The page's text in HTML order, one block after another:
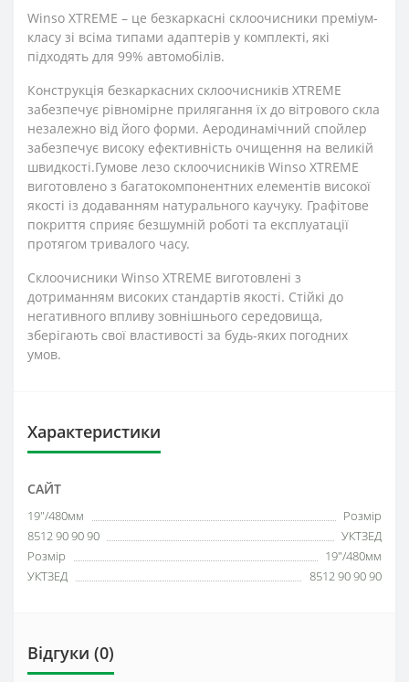
Winso XTREME – це безкаркасні склоочисники преміум-
класу зі всіма типами адаптерів у комплекті, які
підходять для 99% автомобілів.
Конструкція безкаркасних склоочисників XTREME
забезпечує рівномірне прилягання їх до вітрового скла
незалежно від його форми. Аеродинамічний спойлер
забезпечує високу ефективність очищення на великій
швидкості.Гумове лезо склоочисників Winso XTREME
виготовлено з багатокомпонентних елементів високої
якості із додаванням натурального каучуку. Графітове
покриття сприяє безшумній роботі та експлуатації
протягом тривалого часу.
Склоочисники Winso XTREME виготовлені з
дотриманням високих стандартів якості. Стійкі до
негативного впливу зовнішнього середовища,
зберігають свої властивості за будь-яких погодних
умов.
Характеристики
САЙТ
19"/480мм
Розмір
8512 90 90 90
УКТЗЕД
Розмір
19"/480мм
УКТЗЕД
8512 90 90 90
Відгуки (0)